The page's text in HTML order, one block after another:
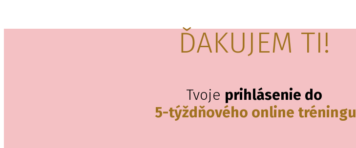
ĎAKUJEM TI!
Tvoje prihlásenie do
5-týždňového online tréningu